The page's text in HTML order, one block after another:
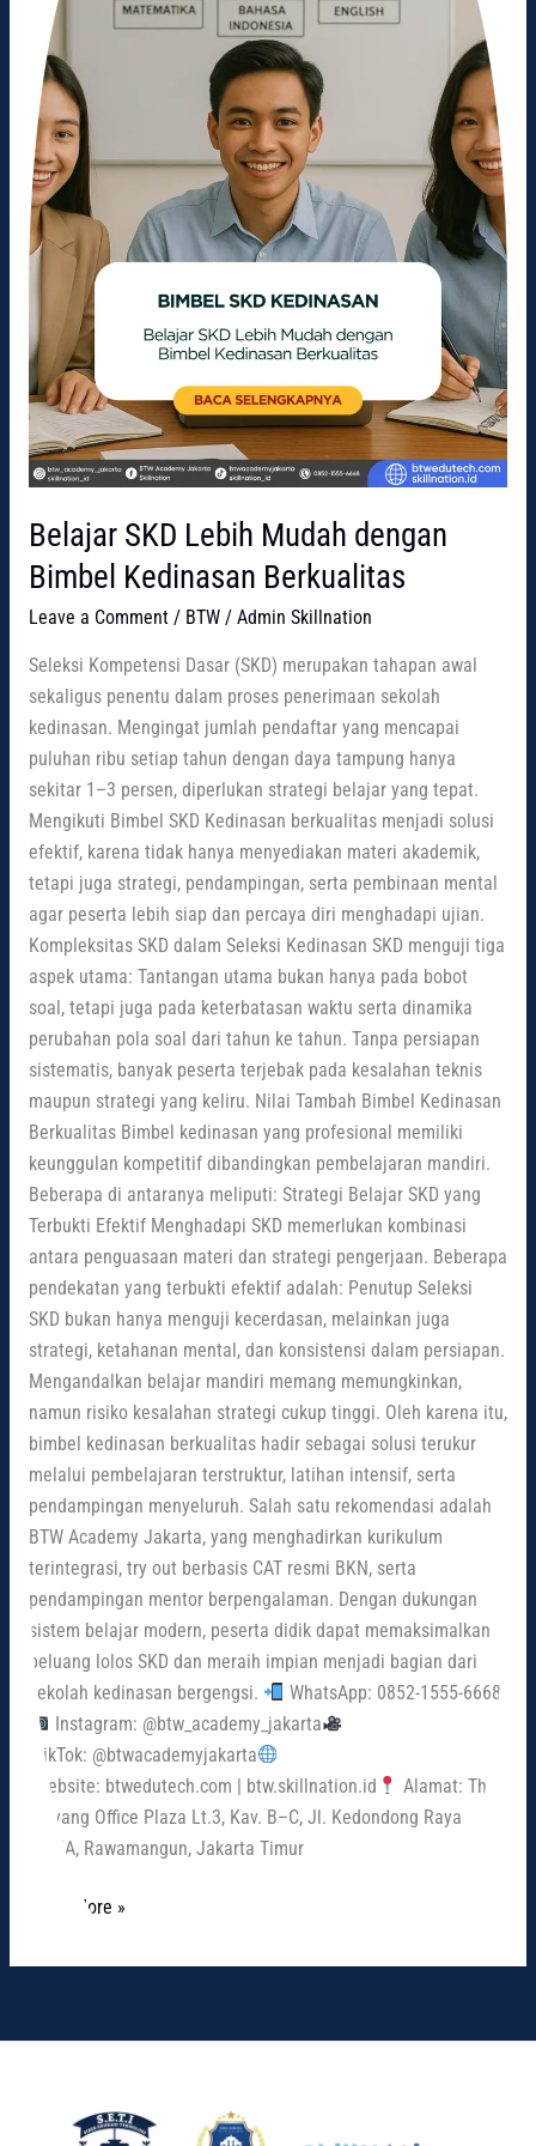
Belajar SKD Lebih Mudah dengan
Bimbel Kedinasan Berkualitas
Leave a Comment / BTW/ Admin Skillnation
Seleksi Kompetensi Dasar (SKD) merupakan tahapan awal
sekaligus penentu dalam proses penerimaan sekolah
kedinasan. Mengingat jumlah pendaftar yang mencapai
puluhan ribu setiap tahun dengan daya tampung hanya
sekitar 1–3 persen, diperlukan strategi belajar yang tepat.
Mengikuti Bimbel SKD Kedinasan berkualitas menjadi solusi
efektif, karena tidak hanya menyediakan materi akademik,
tetapi juga strategi, pendampingan, serta pembinaan mental
agar peserta lebih siap dan percaya diri menghadapi ujian.
Kompleksitas SKD dalam Seleksi Kedinasan SKD menguji tiga
aspek utama: Tantangan utama bukan hanya pada bobot
soal, tetapi juga pada keterbatasan waktu serta dinamika
perubahan pola soal dari tahun ke tahun. Tanpa persiapan
sistematis, banyak peserta terjebak pada kesalahan teknis
maupun strategi yang keliru. Nilai Tambah Bimbel Kedinasan
Berkualitas Bimbel kedinasan yang profesional memiliki
keunggulan kompetitif dibandingkan pembelajaran mandiri.
Beberapa di antaranya meliputi: Strategi Belajar SKD yang
Terbukti Efektif Menghadapi SKD memerlukan kombinasi
antara penguasaan materi dan strategi pengerjaan. Beberapa
pendekatan yang terbukti efektif adalah: Penutup Seleksi
SKD bukan hanya menguji kecerdasan, melainkan juga
strategi, ketahanan mental, dan konsistensi dalam persiapan.
Mengandalkan belajar mandiri memang memungkinkan,
namun risiko kesalahan strategi cukup tinggi. Oleh karena itu,
bimbel kedinasan berkualitas hadir sebagai solusi terukur
melalui pembelajaran terstruktur, latihan intensif, serta
pendampingan menyeluruh. Salah satu rekomendasi adalah
BTW Academy Jakarta, yang menghadirkan kurikulum
terintegrasi, try out berbasis CAT resmi BKN, serta
pendampingan mentor berpengalaman. Dengan dukungan
sistem belajar modern, peserta didik dapat memaksimalkan
peluang lolos SKD dan meraih impian menjadi bagian dari
sekolah kedinasan bergengsi.
WhatsApp: 0852-1555-6668
Instagram: @btw_academy_jakarta
TikTok: @btwacademyjakarta
Website: btwedutech.com | btw.skillnation.id
Alamat: The
Wayang Office Plaza Lt.3, Kav. B–C, Jl. Kedondong Raya
No.5A, Rawamangun, Jakarta Timur
dengan
Bimbel
Kedinasan
Berkualitas
Read More »